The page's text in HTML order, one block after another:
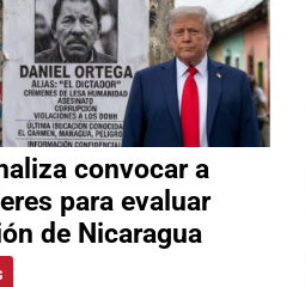
convocar a
para evaluar
de Nicaragua